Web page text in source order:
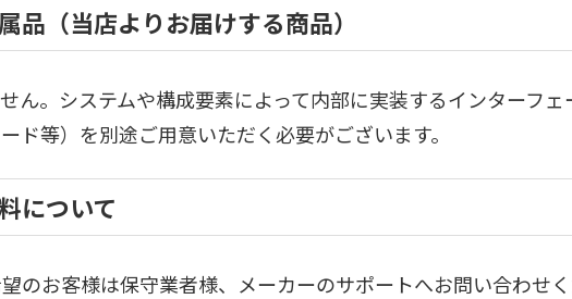
品（当店よりお届けする商品）
ん。システムや構成要素によって内部に実装するインターフェ
ド等）を別途ご用意いただく必要がございます。
について
のお客様は保守業者様、メーカーのサポートへお問い合わせ